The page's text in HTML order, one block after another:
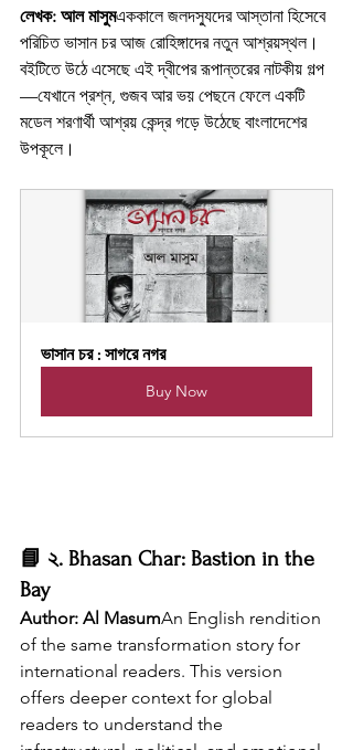
লেখক: আল মাসুমএককালে জলদস্যুদের আস্তানা হিসেবে
পরিচিত ভাসান চর আজ রোহিঙ্গাদের নতুন আশ্রয়স্থল।
বইটিতে উঠে এসেছে এই দ্বীপের রূপান্তরের নাটকীয় গল্প
—যেখানে প্রশ্ন, গুজব আর ভয় পেছনে ফেলে একটি
মডেল শরণার্থী আশ্রয় কেন্দ্র গড়ে উঠেছে বাংলাদেশের
উপকূলে।
ভাসান চর : সাগরে নগর
Buy Now
📘 ২. Bhasan Char: Bastion in the
Bay
Author: Al MasumAn English rendition
of the same transformation story for
international readers. This version
offers deeper context for global
readers to understand the